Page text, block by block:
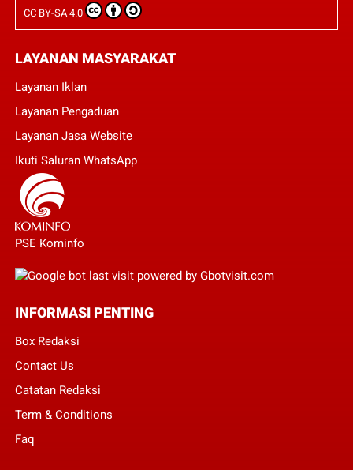
CC BY-SA 4.0
LAYANAN MASYARAKAT
Layanan Iklan
Layanan Pengaduan
Layanan Jasa Website
Ikuti Saluran WhatsApp
PSE Kominfo
INFORMASI PENTING
Box Redaksi
Contact Us
Catatan Redaksi
Term & Conditions
Faq